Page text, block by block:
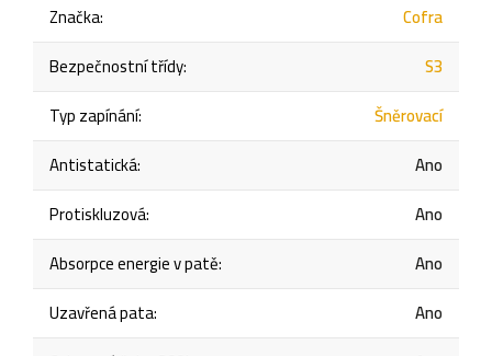
Značka:
Cofra
Bezpečnostní třídy:
S3
Typ zapínání:
Šněrovací
Antistatická:
Ano
Protiskluzová:
Ano
Absorpce energie v patě:
Ano
Uzavřená pata:
Ano